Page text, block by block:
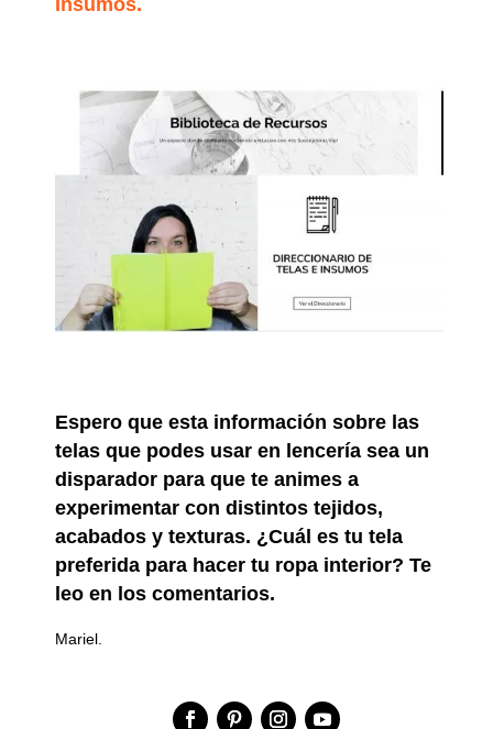
Espero que esta información sobre las
telas que podes usar en lencería sea un
disparador para que te animes a
experimentar con distintos tejidos,
acabados y texturas. ¿Cuál es tu tela
preferida para hacer tu ropa interior? Te
leo en los comentarios.
Mariel.